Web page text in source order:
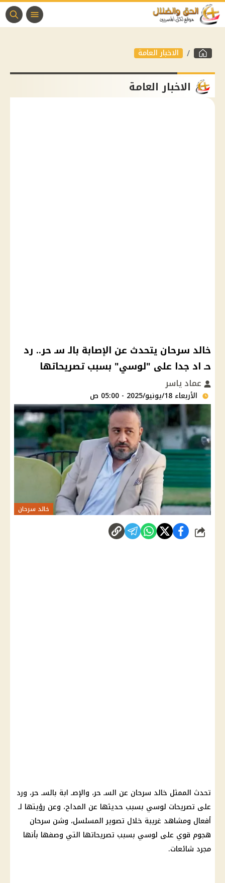
الاخبار العامة
الاخبار العامة
خالد سرحان يتحدث عن الإصابة بالـ سـ حر.. رد
حـ اد جدا على "لوسي" بسبب تصريحاتها
عماد ياسر
الأربعاء 18/يونيو/2025 - 05:00 ص
خالد سرحان
شارك
تحدث الممثل خالد سرحان عن السـ حر، والإصـ ابة بالسـ حر، ورد
على تصريحات لوسي بسبب حديثها عن المداح، وعن رؤيتها لـ
أفعال ومشاهد غريبة خلال تصوير المسلسل، وشن سرحان
هجوم قوي على لوسي بسبب تصريحاتها التي وصفها بأنها
مجرد شائعات.